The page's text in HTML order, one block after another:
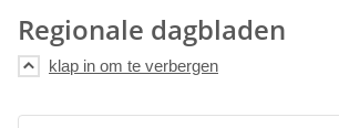
Regionale dagbladen